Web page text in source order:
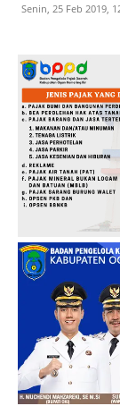
Senin, 25 Feb 2019,